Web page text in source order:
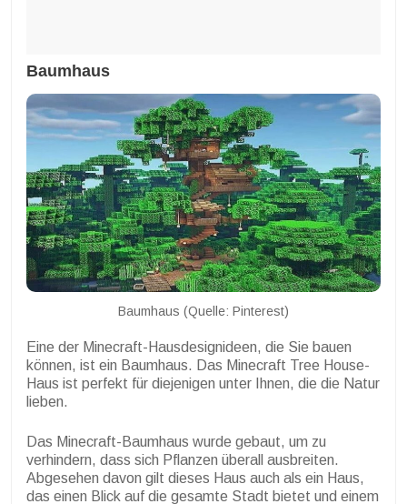
Baumhaus
Baumhaus (Quelle: Pinterest)
Eine der Minecraft-Hausdesignideen, die Sie bauen
können, ist ein Baumhaus. Das Minecraft Tree House-
Haus ist perfekt für diejenigen unter Ihnen, die die Natur
lieben.
Das Minecraft-Baumhaus wurde gebaut, um zu
verhindern, dass sich Pflanzen überall ausbreiten.
Abgesehen davon gilt dieses Haus auch als ein Haus,
das einen Blick auf die gesamte Stadt bietet und einem